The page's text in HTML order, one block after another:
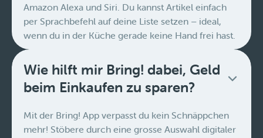
Amazon Alexa und Siri. Du kannst Artikel einfach
per Sprachbefehl auf deine Liste setzen – ideal,
wenn du in der Küche gerade keine Hand frei hast.
Wie hilft mir Bring! dabei, Geld
beim Einkaufen zu sparen?
Mit der Bring! App verpasst du kein Schnäppchen
mehr! Stöbere durch eine grosse Auswahl digitaler